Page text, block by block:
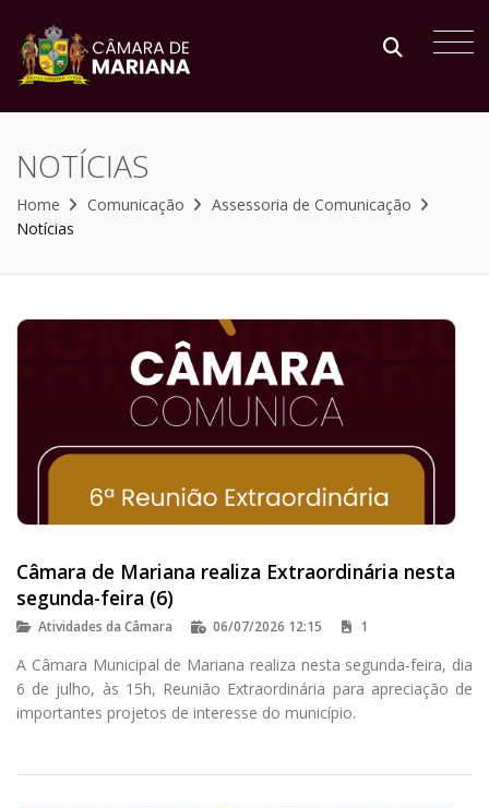
NOTÍCIAS
Home Comunicação
Assessoria de Comunicação
Notícias
Câmara de Mariana realiza Extraordinária nesta
segunda-feira (6)
Atividades da Câmara 06/07/2026 12:15 1
A Câmara Municipal de Mariana realiza nesta segunda-feira, dia
6 de julho, às 15h, Reunião Extraordinária para apreciação de
importantes projetos de interesse do município.